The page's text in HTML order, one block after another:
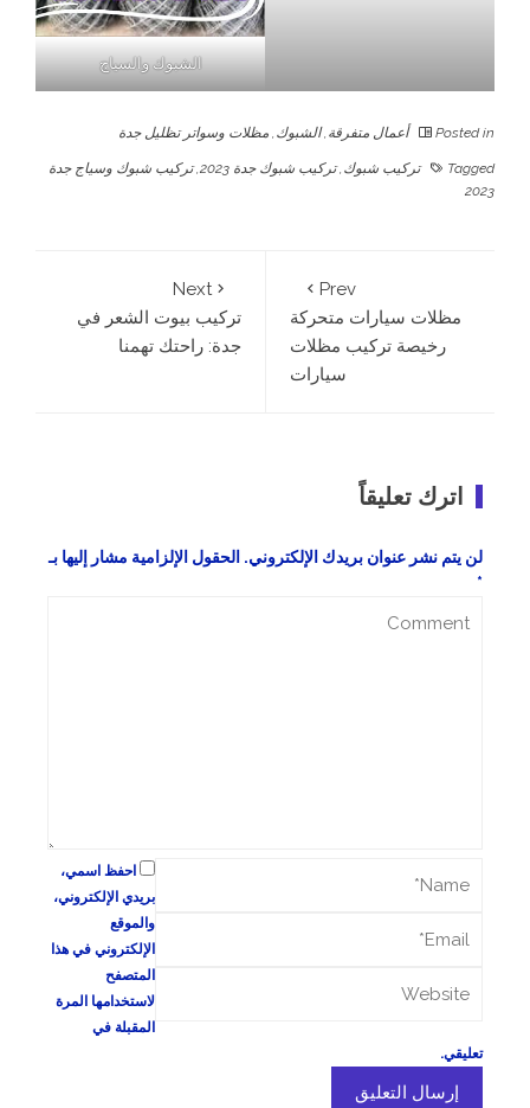
الشبوك والسياج
Posted in أعمال متفرقة ,الشبوك , مظلات وسواتر تظليل جدة
Tagged تركيب شبوك ,تركيب شبوك جدة 2023 ,تركيب شبوك وسياج جدة
2023
Prev
مظلات سيارات متحركة
رخيصة تركيب مظلات
سيارات
Next
تركيب بيوت الشعر في
جدة: راحتك تهمنا
اترك تعليقاً
لن يتم نشر عنوان بريدك الإلكتروني. الحقول الإلزامية مشار إليها بـ
*
احفظ اسمي،
بريدي الإلكتروني،
والموقع
الإلكتروني في هذا
المتصفح
لاستخدامها المرة
المقبلة في
تعليقي.